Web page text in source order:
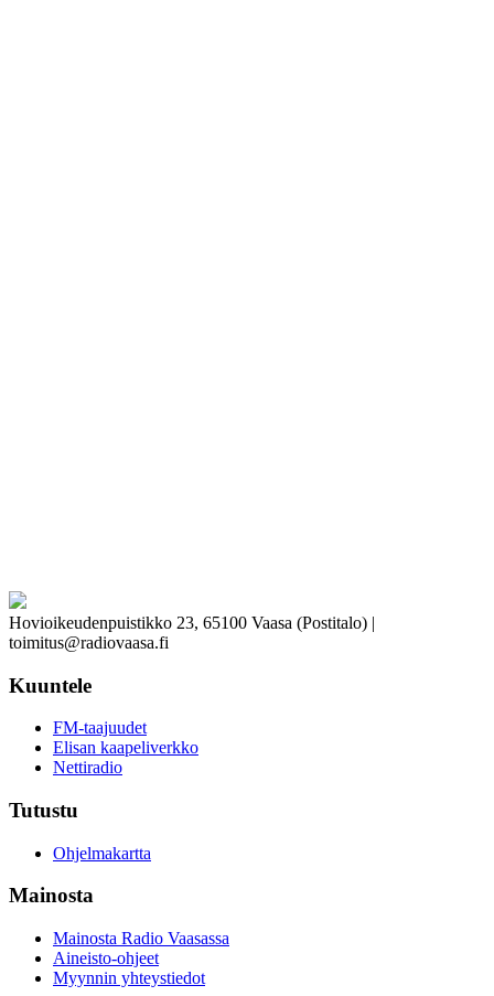
Hovioikeudenpuistikko 23, 65100 Vaasa (Postitalo) |
toimitus@radiovaasa.fi
Kuuntele
FM-taajuudet
Elisan kaapeliverkko
Nettiradio
Tutustu
Ohjelmakartta
Mainosta
Mainosta Radio Vaasassa
Aineisto-ohjeet
Myynnin yhteystiedot